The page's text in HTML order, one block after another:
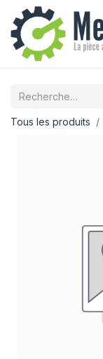
Tous les produits